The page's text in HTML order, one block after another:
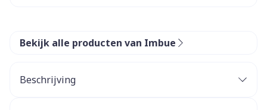
Bekijk alle producten van Imbue
Beschrijving